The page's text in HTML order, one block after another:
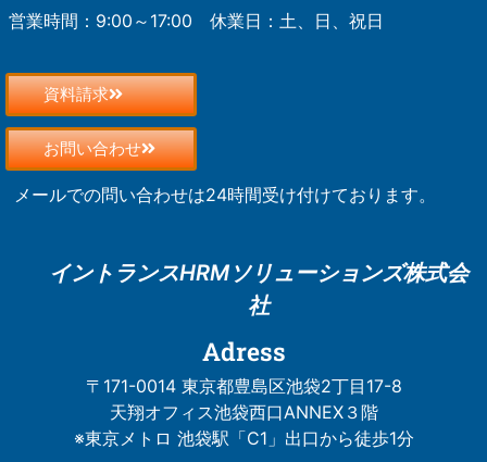
営業時間：9:00～17:00 休業日：土、日、祝日
資料請求
お問い合わせ
メールでの問い合わせは24時間受け付けております。
イントランスHRM ソリューションズ株式会
社
Adress
〒171-0014 東京都豊島区池袋2丁目17-8
天翔オフィス池袋西口ANNEX３階
※東京メトロ 池袋駅「C1」出口から徒歩1分